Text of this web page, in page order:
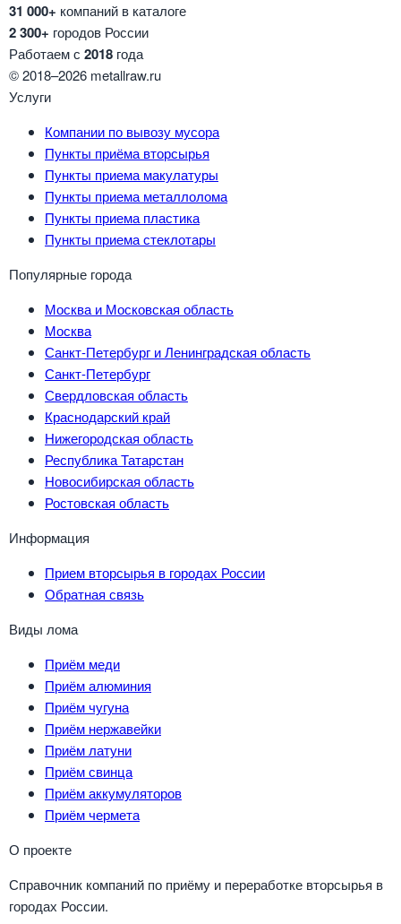
31 000+ компаний в каталоге
2 300+ городов России
Работаем с 2018 года
© 2018–2026 metallraw.ru
Услуги
Компании по вывозу мусора
Пункты приёма вторсырья
Пункты приема макулатуры
Пункты приема металлолома
Пункты приема пластика
Пункты приема стеклотары
Популярные города
Москва и Московская область
Москва
Санкт-Петербург и Ленинградская область
Санкт-Петербург
Свердловская область
Краснодарский край
Нижегородская область
Республика Татарстан
Новосибирская область
Ростовская область
Информация
Прием вторсырья в городах России
Обратная связь
Виды лома
Приём меди
Приём алюминия
Приём чугуна
Приём нержавейки
Приём латуни
Приём свинца
Приём аккумуляторов
Приём чермета
О проекте
Справочник компаний по приёму и переработке вторсырья в
городах России.